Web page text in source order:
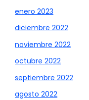
enero 2023
diciembre 2022
noviembre 2022
octubre 2022
septiembre 2022
agosto 2022